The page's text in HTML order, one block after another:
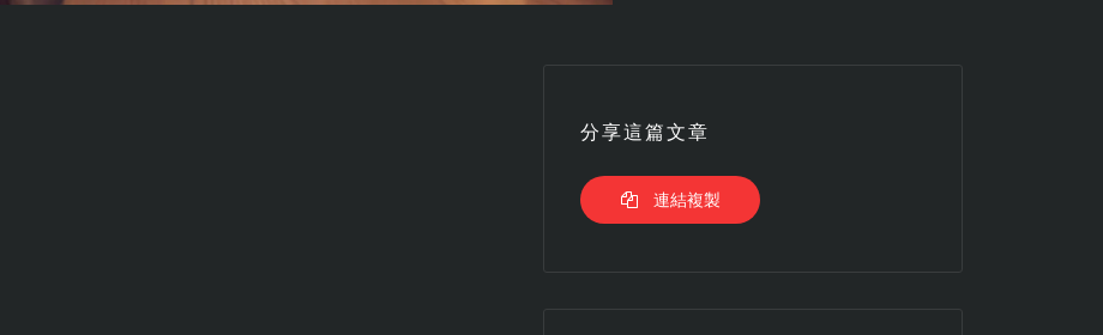
分享這篇文章
連結複製